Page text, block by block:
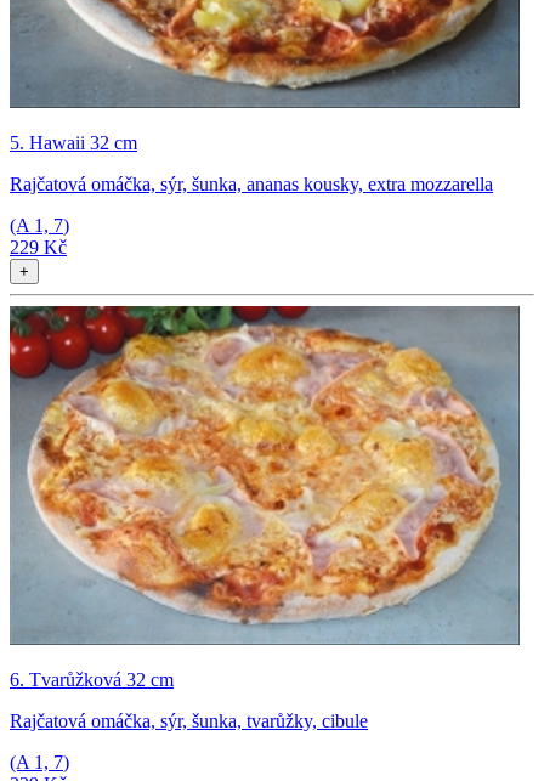
5. Hawaii 32 cm
Rajčatová omáčka, sýr, šunka, ananas kousky, extra mozzarella
(A 1, 7)
229 Kč
+
6. Tvarůžková 32 cm
Rajčatová omáčka, sýr, šunka, tvarůžky, cibule
(A 1, 7)